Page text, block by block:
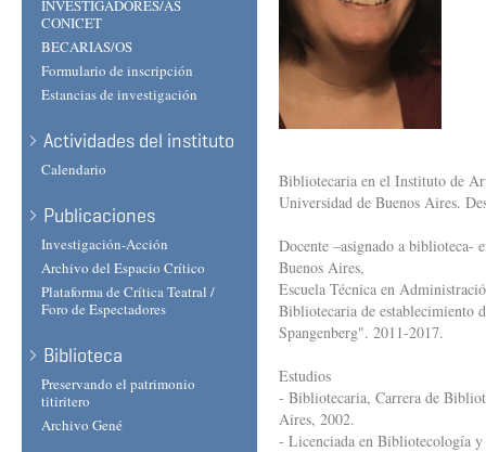
INVESTIGADORES/AS
CONICET
BECARIAS/OS
Formulario de inscripción
Estancias de investigación
Actividades del instituto
Calendario
Publicaciones
Investigación-Acción
Archivo del Espacio Crítico
Plataforma de Crítica Teatral /
Foro de Espectadores
Biblioteca
Preservando el patrimonio
titiritero
Archivo Gené
Bibliotecaria en el Instituto de
Universidad de Buenos Aires.
Docente –asignado a biblioteca-
Buenos Aires,
Escuela Técnica en
Bibliotecaria de establecimiento
Spangenberg". 2011-2017.
Estudios
- Bibliotecaria, Carrera de
Aires, 2002.
- Licenciada en Bibliotecología